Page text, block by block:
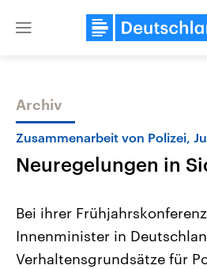
Close
Themen
Archiv
Zusammenarbeit von Polizei,
Neuregelungen in
Bei ihrer
Innenminister in
Verhaltensgrundsätze für